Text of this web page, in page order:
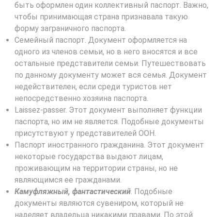
быть оформлен один коллективный паспорт. Важно,
чтобы принимающая страна признавала такую
форму заграничного паспорта.
Семейный паспорт. Документ оформляется на
одного из членов семьи, но в него вносятся и все
остальные представители семьи. Путешествовать
по данному документу может вся семья. Документ
недействителен, если среди туристов нет
непосредственно хозяина паспорта.
Laissez-passer. Этот документ выполняет функции
паспорта, но им не является. Подобные документы
присутствуют у представителей ООН.
Паспорт иностранного гражданина. Этот документ
некоторые государства выдают лицам,
проживающим на территории страны, но не
являющимся ее гражданами.
Камуфляжный, фантастический. Подобные
документы являются сувениром, который не
наделяет владельца никакими правами. По этой